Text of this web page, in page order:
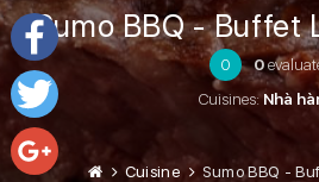
Facebook
Twitter
Sumo BBQ - Buffet
0 0
Cuisines:Nhà
Cuisine Sumo BBQ -